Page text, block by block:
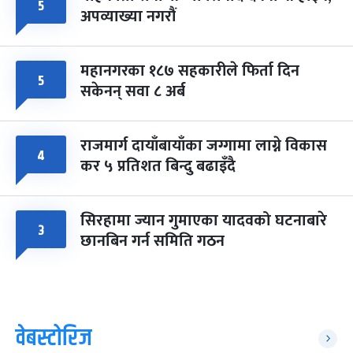
५ अपव्याख्या नगरौं
५ महानगरका १८७ सहकारीले फिर्ता दिन
सकेनन् सवा ८ अर्ब
४ राजमार्ग दायाँबायाँका जग्गामा लाग्ने विकास
कर ५ प्रतिशत बिन्दु बढाइँदै
३ सिरहामा ज्यान गुमाएका यादवको घटनाबारे
छानबिन गर्न समिति गठन
वेबस्टोरिज